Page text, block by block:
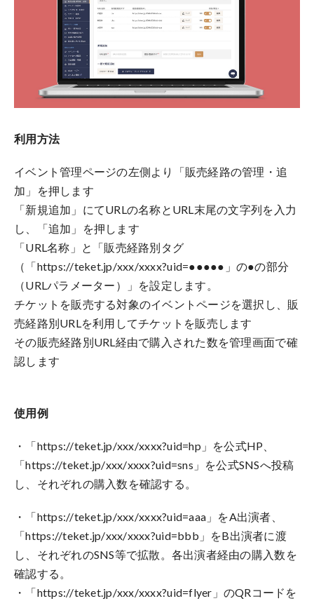
利用方法
イベント管理ページの左側より「販売経路の管理・追
加」を押します
「新規追加」にてURLの名称とURL末尾の文字列を入力
し、「追加」を押します
「URL名称」と「販売経路別タグ
（「https://teket.jp/xxx/xxxx?uid=●●●●●」の●の部分
（URLパラメーター）」を設定します。
チケットを販売する対象のイベントページを選択し、販
売経路別URLを利用してチケットを販売します
その販売経路別URL経由で購入された数を管理画面で確
認します
使用例
・
「https://teket.jp/xxx/xxxx?uid=hp」を公式HP、
「https://teket.jp/xxx/xxxx?uid=sns」を公式SNSへ投稿
し、それぞれの購入数を確認する。
・
「https://teket.jp/xxx/xxxx?uid=aaa」をA出演者、
「https://teket.jp/xxx/xxxx?uid=bbb」をB出演者に渡
し、それぞれのSNS等で拡散。各出演者経由の購入数を
確認する。
・「https://teket.jp/xxx/xxxx?uid=flyer」のQRコードを